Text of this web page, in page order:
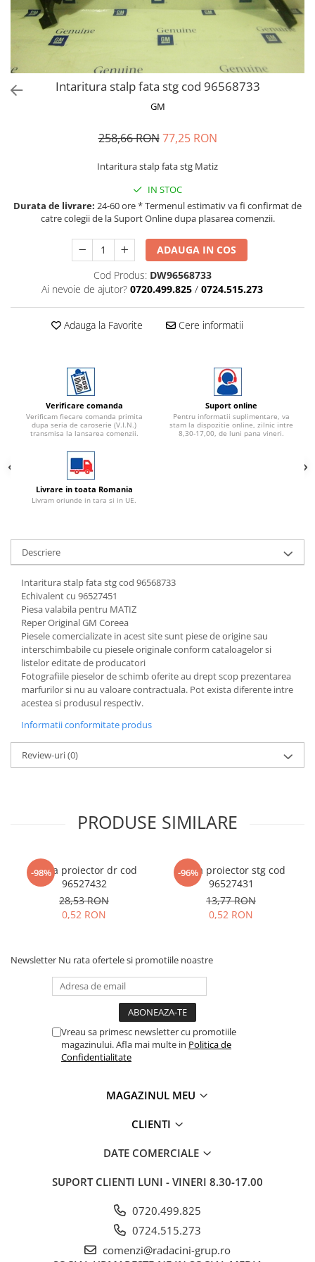
MOVANO
TIGRA-B 2004-2009
VECTRA-C 2002-2008
VIVARO
Mazda CX-80 KL
SX4 S-CROSS Hybrid 48V 2020-
prezent
S-CROSS HYBRID 48V 2022-prezent
VITARA 2015-prezent
VITARA Hybrid 48V 2020-prezent
SPARK M300 2010-2018
Intaritura stalp fata stg cod 96568733
GM
258,66 RON 77,25 RON
Intaritura stalp fata stg Matiz
IN STOC
Durata de livrare: 24-60 ore * Termenul estimativ va fi confirmat de
catre colegii de la Suport Online dupa plasarea comenzii.
ADAUGA IN COS
Cod Produs: DW96568733
Ai nevoie de ajutor? 0720.499.825 / 0724.515.273
Adauga la Favorite Cere informatii
Verificare comanda
Verificam fiecare comanda primita
dupa seria de caroserie (V.I.N.)
transmisa la lansarea comenzii.
Suport online
Pentru informatii suplimentare, va
stam la dispozitie online, zilnic intre
8,30-17,00, de luni pana vineri.
Livrare in toata Romania
Livram oriunde in tara si in UE.
Descriere
Intaritura stalp fata stg cod 96568733
Echivalent cu 96527451
Piesa valabila pentru MATIZ
Reper Original GM Coreea
Piesele comercializate in acest site sunt piese de origine sau
interschimbabile cu piesele originale conform cataloagelor si
listelor editate de producatori
Fotografiile pieselor de schimb oferite au drept scop prezentarea
marfurilor si nu au valoare contractuala. Pot exista diferente intre
acestea si produsul respectiv.
Informatii conformitate produs
Review-uri(0)
PRODUSE SIMILARE
-98%
Rama proiector dr cod
96527432
28,53 RON
0,52 RON
-96%
Rama proiector stg cod
96527431
13,77 RON
0,52 RON
Newsletter Nu rata ofertele si promotiile noastre
Vreau sa primesc newsletter cu promotiile
magazinului. Afla mai multe in Politica de
Confidentialitate
MAGAZINUL MEU
CLIENTI
DATE COMERCIALE
SUPORT CLIENTI LUNI - VINERI 8.30-17.00
0720.499.825
0724.515.273
comenzi@radacini-grup.ro